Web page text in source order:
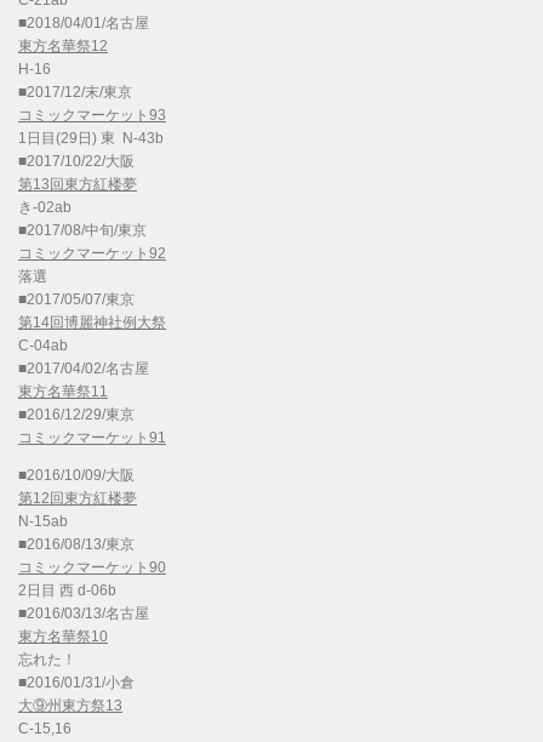
■2018/04/01/名古屋
東方名華祭12
H-16
■2017/12/末/東京
コミックマーケット93
1日目(29日) 東 N-43b
■2017/10/22/大阪
第13回東方紅楼夢
き-02ab
■2017/08/中旬/東京
コミックマーケット92
落選
■2017/05/07/東京
第14回博麗神社例大祭
C-04ab
■2017/04/02/名古屋
東方名華祭11
■2016/12/29/東京
コミックマーケット91
■2016/10/09/大阪
第12回東方紅楼夢
N-15ab
■2016/08/13/東京
コミックマーケット90
2日目 西 d-06b
■2016/03/13/名古屋
東方名華祭10
忘れた！
■2016/01/31/小倉
大⑨州東方祭13
C-15,16